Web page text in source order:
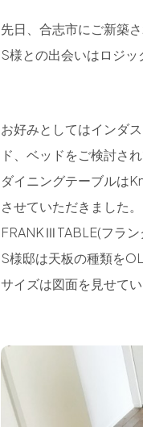
先日、合志市にご新築
S様との出会いはロジッ
お好みとしてはインダ
ド、ベッドをご検討され
ダイニングテーブルは
させていただきました。
FRANKⅢTABLE(フラン
S様邸は天板の種類を
サイズは図面を見せて